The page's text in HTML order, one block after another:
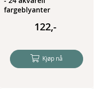
fargeblyanter
122,-
Kjøp nå